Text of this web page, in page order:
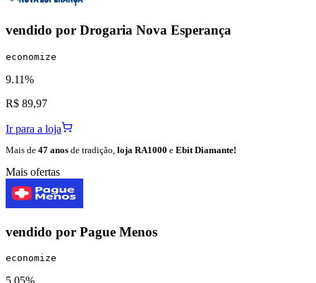
vendido por Drogaria Nova Esperança
economize
9.11%
R$ 89,97
Ir para a loja
Mais de 47 anos de tradição, loja RA1000 e Ebit Diamante!
Mais ofertas
vendido por Pague Menos
economize